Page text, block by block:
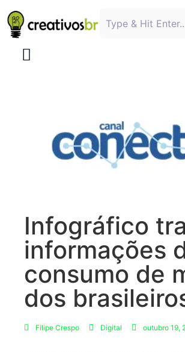
Infográfico
informações
consumo de
dos
Filipe Crespo Digital outubro 19,